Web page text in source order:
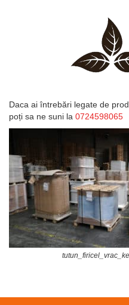
Daca ai întrebări legate de
poți sa ne suni la 0724598065